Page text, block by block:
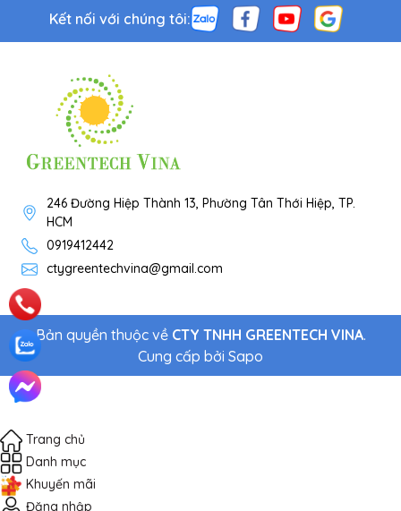
Kết nối với chúng tôi:
246 Đường Hiệp Thành 13, Phường Tân Thới Hiệp, TP.
HCM
0919412442
ctygreentechvina@gmail.com
Bản quyền thuộc về CTY TNHH GREENTECH VINA.
Cung cấp bởi Sapo
Trang chủ
Danh mục
Khuyến mãi
Đăng nhập